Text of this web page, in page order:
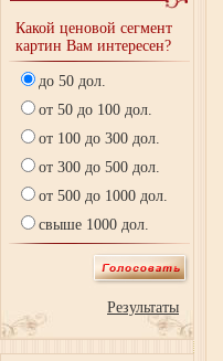
Какой ценовой сегмент
картин Вам интересен?
до 50 дол.
от 50 до 100 дол.
от 100 до 300 дол.
от 300 до 500 дол.
от 500 до 1000 дол.
свыше 1000 дол.
Результаты